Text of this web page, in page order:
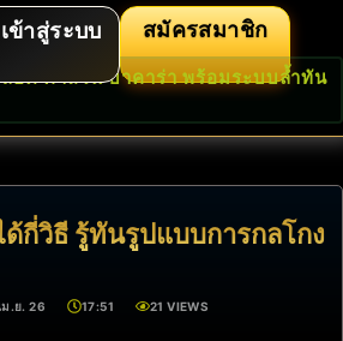
เข้าสู่ระบบ สมัครสมาชิก
อต คาสิโน บาคาร่า พร้อมระบบล้ำทัน
ด้กี่วิธี รู้ทันรูปแบบการกลโกง
ม.ย. 26 17:51 21 VIEWS